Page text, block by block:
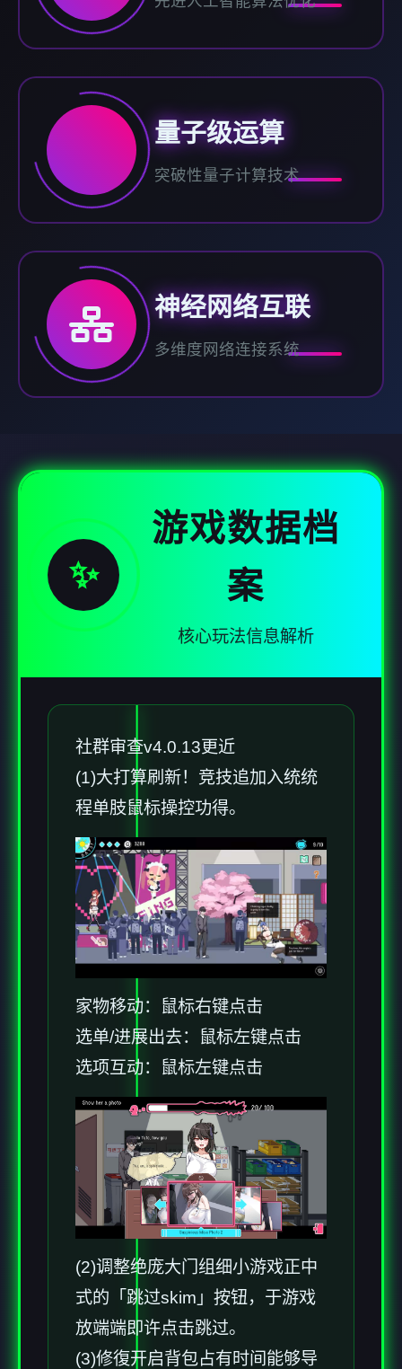
量子级运算
突破性量子计算技术
神经网络互联
多维度网络连接系统
✨
游戏数据档
案
核心玩法信息解析
社群审查v4.0.13更近
(1)大打算刷新！竞技追加入统统
程单肢鼠标操控功得。
家物移动：鼠标右键点击
选单/进展出去：鼠标左键点击
选项互动：鼠标左键点击
(2)调整绝庞大门组细小游戏正中
式的「跳过skim」按钮，于游戏
放端端即许点击跳过。
(3)修復开启背包占有时间能够导